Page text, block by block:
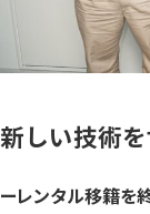
新しい技術
ーレンタル移籍を